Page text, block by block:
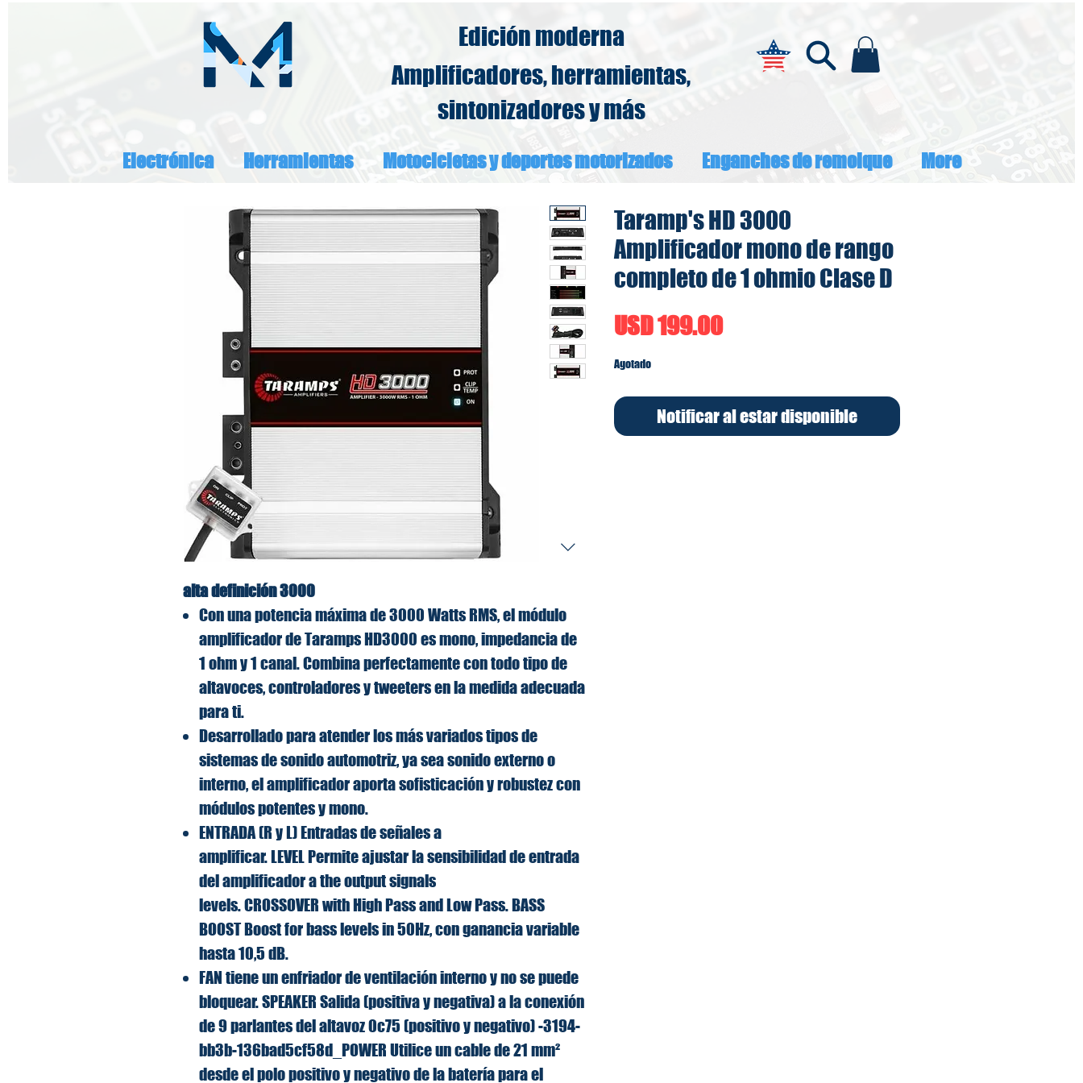
Edición moderna
Amplificadores, herramientas,
sintonizadores y más
Electrónica Herramientas Motocicletas y deportes motorizados Enganches de remolque More
alta definición 3000
Con una potencia máxima de 3000 Watts RMS, el módulo
amplificador de Taramps HD3000 es mono, impedancia de
1 ohm y 1 canal. Combina perfectamente con todo tipo de
altavoces, controladores y tweeters en la medida adecuada
para ti.
Desarrollado para atender los más variados tipos de
sistemas de sonido automotriz, ya sea sonido externo o
interno, el amplificador aporta sofisticación y robustez con
módulos potentes y mono.
ENTRADA (R y L) Entradas de señales a
amplificar. LEVEL Permite ajustar la sensibilidad de entrada
del amplificador a the output signals
levels. CROSSOVER with High Pass and Low Pass. BASS
BOOST Boost for bass levels in 50Hz, con ganancia variable
hasta 10,5 dB.
FAN tiene un enfriador de ventilación interno y no se puede
bloquear. SPEAKER Salida (positiva y negativa) a la conexión
de 9 parlantes del altavoz 0c75 (positivo y negativo) -3194-
bb3b-136bad5cf58d_POWER Utilice un cable de 21 mm²
desde el polo positivo y negativo de la batería para el
Taramp's HD 3000
Amplificador mono de rango
completo de 1 ohmio Clase D
USD 199.00Precio
Agotado
Notificar al estar disponible